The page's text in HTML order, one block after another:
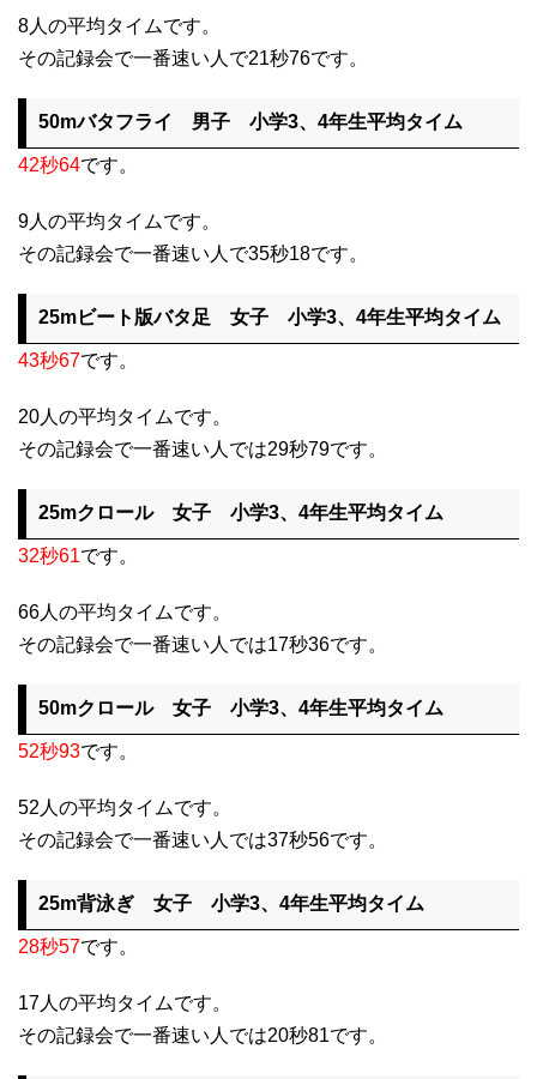
8人の平均タイムです。
その記録会で一番速い人で21秒76です。
50mバタフライ 男子 小学3、4年生平均タイム
42秒64です。
9人の平均タイムです。
その記録会で一番速い人で35秒18です。
25mビート版バタ足 女子 小学3、4年生平均タイム
43秒67です。
20人の平均タイムです。
その記録会で一番速い人では29秒79です。
25mクロール 女子 小学3、4年生平均タイム
32秒61です。
66人の平均タイムです。
その記録会で一番速い人では17秒36です。
50mクロール 女子 小学3、4年生平均タイム
52秒93です。
52人の平均タイムです。
その記録会で一番速い人では37秒56です。
25m背泳ぎ 女子 小学3、4年生平均タイム
28秒57です。
17人の平均タイムです。
その記録会で一番速い人では20秒81です。